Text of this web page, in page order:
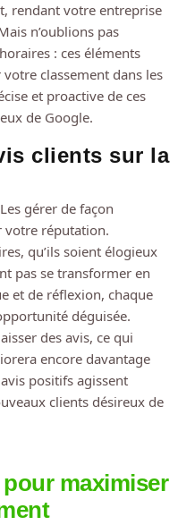
rendant votre entreprise
n’oublions pas
: ces éléments
classement dans les
et proactive de ces
de Google.
clients sur la
gérer de façon
votre réputation.
qu’ils soient élogieux
pas se transformer en
et de réflexion, chaque
déguisée.
des avis, ce qui
encore davantage
positifs agissent
clients désireux de
maximiser